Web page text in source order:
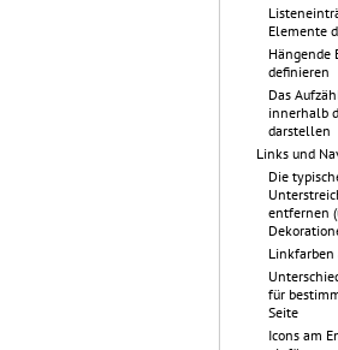
Elemente
Hängende
definieren
Das
innerhalb
darstellen
Links und
Die
entfernen
Linkfarben
für
Seite
Icons am